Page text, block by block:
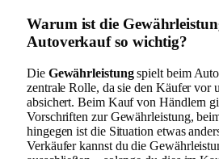
Warum ist die
Autoverkauf so wichtig?
Die Gewährleistungspielt beim
zentrale Rolle, da sie den Käufer vor
absichert. Beim Kauf von Händlern
Vorschriften zur Gewährleistung,
hingegen ist die Situation etwas
Verkäufer kannst du die